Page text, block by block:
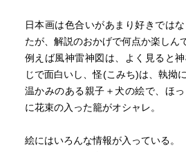
日本画は色合いがあまり好きでは
たが、解説のおかげで何点か楽しん
例えば風神雷神図は、よく見ると
じで面白いし、怪(こみち)は、執拗
温かみのある親子＋犬の絵で、ほ
に花束の入った籠がオシャレ。
絵にはいろんな情報が入っている。